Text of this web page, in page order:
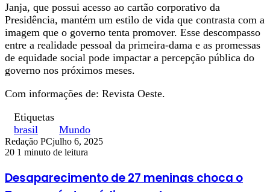
Janja, que possui acesso ao cartão corporativo da
Presidência, mantém um estilo de vida que contrasta com a
imagem que o governo tenta promover. Esse descompasso
entre a realidade pessoal da primeira-dama e as promessas
de equidade social pode impactar a percepção pública do
governo nos próximos meses.
Com informações de: Revista Oeste.
Etiquetas
brasil
Mundo
Redação PCjulho 6, 2025
20 1 minuto de leitura
Desaparecimento de 27 meninas choca o